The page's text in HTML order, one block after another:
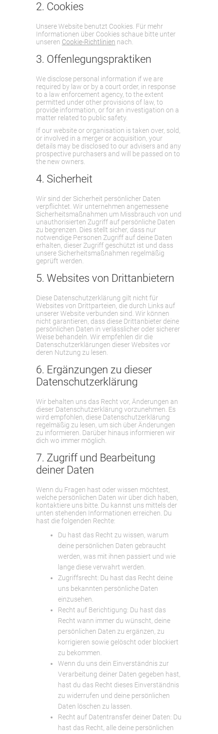
2. Cookies
Unsere Website benutzt Cookies. Für mehr
Informationen über Cookies schaue bitte unter
unseren Cookie-Richtlinien nach.
3. Offenlegungspraktiken
We disclose personal information if we are
required by law or by a court order, in response
to a law enforcement agency, to the extent
permitted under other provisions of law, to
provide information, or for an investigation on a
matter related to public safety.
If our website or organisation is taken over, sold,
or involved in a merger or acquisition, your
details may be disclosed to our advisers and any
prospective purchasers and will be passed on to
the new owners.
4. Sicherheit
Wir sind der Sicherheit persönlicher Daten
verpflichtet. Wir unternehmen angemessene
Sicherheitsmaßnahmen um Missbrauch von und
unauthorisierten Zugriff auf persönliche Daten
zu begrenzen. Dies stellt sicher, dass nur
notwendige Personen Zugriff auf deine Daten
erhalten, dieser Zugriff geschützt ist und dass
unsere Sicherheitsmaßnahmen regelmäßig
geprüft werden.
5. Websites von Drittanbietern
Diese Datenschutzerklärung gilt nicht für
Websites von Drittparteien, die durch Links auf
unserer Website verbunden sind. Wir können
nicht garantieren, dass diese Drittanbieter deine
persönlichen Daten in verlässlicher oder sicherer
Weise behandeln. Wir empfehlen dir die
Datenschutzerklärungen dieser Websites vor
deren Nutzung zu lesen.
6. Ergänzungen zu dieser
Datenschutzerklärung
Wir behalten uns das Recht vor, Änderungen an
dieser Datenschutzerklärung vorzunehmen. Es
wird empfohlen, diese Datenschutzerklärung
regelmäßig zu lesen, um sich über Änderungen
zu informieren. Darüber hinaus informieren wir
dich wo immer möglich.
7. Zugriff und Bearbeitung
deiner Daten
Wenn du Fragen hast oder wissen möchtest,
welche persönlichen Daten wir über dich haben,
kontaktiere uns bitte. Du kannst uns mittels der
unten stehenden Informationen erreichen. Du
hast die folgenden Rechte:
Du hast das Recht zu wissen, warum
deine persönlichen Daten gebraucht
werden, was mit ihnen passiert und wie
lange diese verwahrt werden.
Zugriffsrecht: Du hast das Recht deine
uns bekannten persönliche Daten
einzusehen.
Recht auf Berichtigung: Du hast das
Recht wann immer du wünscht, deine
persönlichen Daten zu ergänzen, zu
korrigieren sowie gelöscht oder blockiert
zu bekommen.
Wenn du uns dein Einverständnis zur
Verarbeitung deiner Daten gegeben hast,
hast du das Recht dieses Einverständnis
zu widerrufen und deine persönlichen
Daten löschen zu lassen.
Recht auf Datentransfer deiner Daten: Du
hast das Recht, alle deine persönlichen